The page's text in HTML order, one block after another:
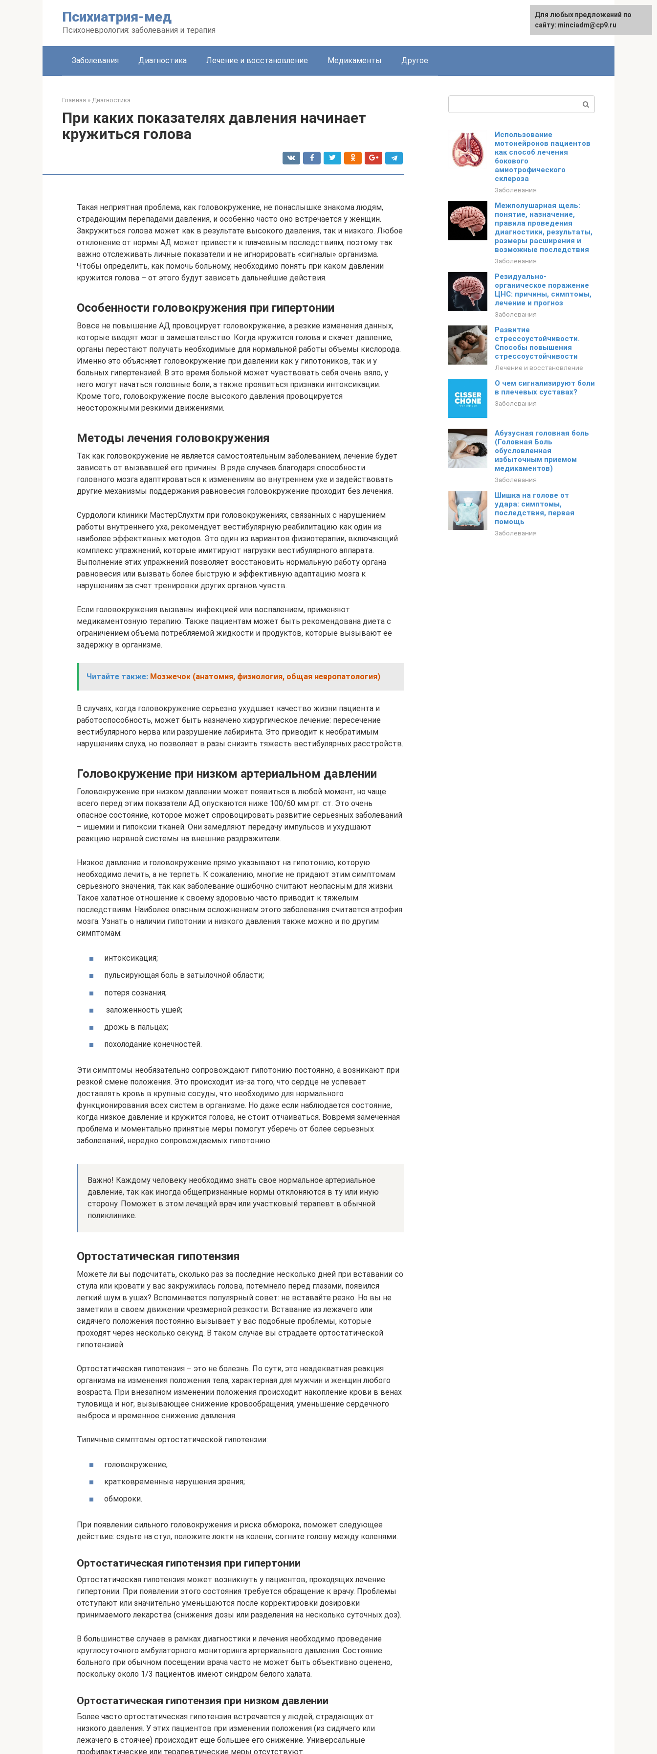
Психиатрия-мед
Психоневрология: заболевания и терапия
Заболевания Диагностика Лечение и восстановление Медикаменты Другое
Главная » Диагностика
При каких показателях давления начинает
кружиться голова
Такая неприятная проблема, как головокружение, не понаслышке знакома людям,
страдающим перепадами давления, и особенно часто оно встречается у женщин.
Закружиться голова может как в результате высокого давления, так и низкого. Любое
отклонение от нормы АД может привести к плачевным последствиям, поэтому так
важно отслеживать личные показатели и не игнорировать «сигналы» организма.
Чтобы определить, как помочь больному, необходимо понять при каком давлении
кружится голова – от этого будут зависеть дальнейшие действия.
Особенности головокружения при гипертонии
Вовсе не повышение АД провоцирует головокружение, а резкие изменения данных,
которые вводят мозг в замешательство. Когда кружится голова и скачет давление,
органы перестают получать необходимые для нормальной работы объемы кислорода.
Именно это объясняет головокружение при давлении как у гипотоников, так и у
больных гипертензией. В это время больной может чувствовать себя очень вяло, у
него могут начаться головные боли, а также проявиться признаки интоксикации.
Кроме того, головокружение после высокого давления провоцируется
неосторожными резкими движениями.
Методы лечения головокружения
Так как головокружение не является самостоятельным заболеванием, лечение будет
зависеть от вызвавшей его причины. В ряде случаев благодаря способности
головного мозга адаптироваться к изменениям во внутреннем ухе и задействовать
другие механизмы поддержания равновесия головокружение проходит без лечения.
Сурдологи клиники МастерСлухтм при головокружениях, связанных с нарушением
работы внутреннего уха, рекомендует вестибулярную реабилитацию как один из
наиболее эффективных методов. Это один из вариантов физиотерапии, включающий
комплекс упражнений, которые имитируют нагрузки вестибулярного аппарата.
Выполнение этих упражнений позволяет восстановить нормальную работу органа
равновесия или вызвать более быструю и эффективную адаптацию мозга к
нарушениям за счет тренировки других органов чувств.
Если головокружения вызваны инфекцией или воспалением, применяют
медикаментозную терапию. Также пациентам может быть рекомендована диета с
ограничением объема потребляемой жидкости и продуктов, которые вызывают ее
задержку в организме.
Читайте также: Мозжечок (анатомия, физиология, общая невропатология)
В случаях, когда головокружение серьезно ухудшает качество жизни пациента и
работоспособность, может быть назначено хирургическое лечение: пересечение
вестибулярного нерва или разрушение лабиринта. Это приводит к необратимым
нарушениям слуха, но позволяет в разы снизить тяжесть вестибулярных расстройств.
Головокружение при низком артериальном давлении
Головокружение при низком давлении может появиться в любой момент, но чаще
всего перед этим показатели АД опускаются ниже 100/60 мм рт. ст. Это очень
опасное состояние, которое может спровоцировать развитие серьезных заболеваний
– ишемии и гипоксии тканей. Они замедляют передачу импульсов и ухудшают
реакцию нервной системы на внешние раздражители.
Низкое давление и головокружение прямо указывают на гипотонию, которую
необходимо лечить, а не терпеть. К сожалению, многие не придают этим симптомам
серьезного значения, так как заболевание ошибочно считают неопасным для жизни.
Такое халатное отношение к своему здоровью часто приводит к тяжелым
последствиям. Наиболее опасным осложнением этого заболевания считается атрофия
мозга. Узнать о наличии гипотонии и низкого давления также можно и по другим
симптомам:
интоксикация;
пульсирующая боль в затылочной области;
потеря сознания;
заложенность ушей;
дрожь в пальцах;
похолодание конечностей.
Эти симптомы необязательно сопровождают гипотонию постоянно, а возникают при
резкой смене положения. Это происходит из-за того, что сердце не успевает
доставлять кровь в крупные сосуды, что необходимо для нормального
функционирования всех систем в организме. Но даже если наблюдается состояние,
когда низкое давление и кружится голова, не стоит отчаиваться. Вовремя замеченная
проблема и моментально принятые меры помогут уберечь от более серьезных
заболеваний, нередко сопровождаемых гипотонию.
Важно! Каждому человеку необходимо знать свое нормальное артериальное
давление, так как иногда общепризнанные нормы отклоняются в ту или иную
сторону. Поможет в этом лечащий врач или участковый терапевт в обычной
поликлинике.
Ортостатическая гипотензия
Можете ли вы подсчитать, сколько раз за последние несколько дней при вставании со
стула или кровати у вас закружилась голова, потемнело перед глазами, появился
легкий шум в ушах? Вспоминается популярный совет: не вставайте резко. Но вы не
заметили в своем движении чрезмерной резкости. Вставание из лежачего или
сидячего положения постоянно вызывает у вас подобные проблемы, которые
проходят через несколько секунд. В таком случае вы страдаете ортостатической
гипотензией.
Ортостатическая гипотензия – это не болезнь. По сути, это неадекватная реакция
организма на изменения положения тела, характерная для мужчин и женщин любого
возраста. При внезапном изменении положения происходит накопление крови в венах
туловища и ног, вызывающее снижение кровообращения, уменьшение сердечного
выброса и временное снижение давления.
Типичные симптомы ортостатической гипотензии:
головокружение;
кратковременные нарушения зрения;
обмороки.
При появлении сильного головокружения и риска обморока, поможет следующее
действие: сядьте на стул, положите локти на колени, согните голову между коленями.
Ортостатическая гипотензия при гипертонии
Ортостатическая гипотензия может возникнуть у пациентов, проходящих лечение
гипертонии. При появлении этого состояния требуется обращение к врачу. Проблемы
отступают или значительно уменьшаются после корректировки дозировки
принимаемого лекарства (снижения дозы или разделения на несколько суточных доз).
В большинстве случаев в рамках диагностики и лечения необходимо проведение
круглосуточного амбулаторного мониторинга артериального давления. Состояние
больного при обычном посещении врача часто не может быть объективно оценено,
поскольку около 1/3 пациентов имеют синдром белого халата.
Ортостатическая гипотензия при низком давлении
Более часто ортостатическая гипотензия встречается у людей, страдающих от
низкого давления. У этих пациентов при изменении положения (из сидячего или
лежачего в стоячее) происходит еще большее его снижение. Универсальные
профилактические или терапевтические меры отсутствуют.
Использование
мотонейронов пациентов
как способ лечения
бокового
амиотрофического
склероза
Заболевания
Межполушарная щель:
понятие, назначение,
правила проведения
диагностики, результаты,
размеры расширения и
возможные последствия
Заболевания
Резидуально-
органическое поражение
ЦНС: причины, симптомы,
лечение и прогноз
Заболевания
Развитие
стрессоустойчивости.
Способы повышения
стрессоустойчивости
Лечение и восстановление
О чем сигнализируют боли
в плечевых суставах?
Заболевания
Абузусная головная боль
(Головная Боль
обусловленная
избыточным приемом
медикаментов)
Заболевания
Шишка на голове от
удара: симптомы,
последствия, первая
помощь
Заболевания
Для любых предложений по
сайту: minciadm@cp9.ru